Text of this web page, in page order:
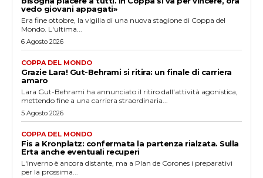
vedo giovani appagati»
Era fine ottobre, la vigilia di una nuova stagione di Coppa del
Mondo. L'ultima...
6 Agosto 2026
COPPA DEL MONDO
Grazie Lara! Gut-Behrami si ritira: un finale di carriera
amaro
Lara Gut-Behrami ha annunciato il ritiro dall'attività agonistica,
mettendo fine a una carriera straordinaria...
5 Agosto 2026
COPPA DEL MONDO
Fis a Kronplatz: confermata la partenza rialzata. Sulla
Erta anche eventuali recuperi
L'inverno è ancora distante, ma a Plan de Corones i preparativi
per la prossima...